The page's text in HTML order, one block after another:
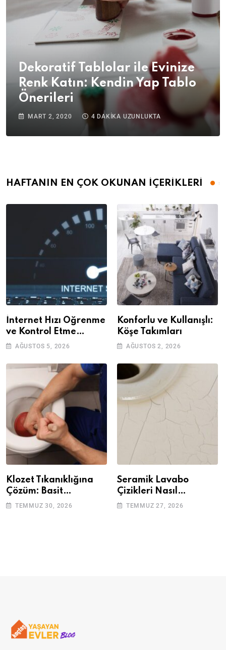
Dekoratif Tablolar ile Evinize
Renk Katın: Kendin Yap Tablo
Önerileri
MART 2, 2020 4 DAKIKA UZUNLUKTA
HAFTANIN EN ÇOK OKUNAN İÇERİKLERİ
İnternet Hızı Öğrenme
ve Kontrol Etme
Yöntemleri
AĞUSTOS 5, 2026
Konforlu ve Kullanışlı:
Köşe Takımları
AĞUSTOS 2, 2026
Klozet Tıkanıklığına
Çözüm: Basit
Adımlarla Klozetinizi
TEMMUZ 30, 2026
Seramik Lavabo
Çizikleri Nasıl
Giderilir? Adım Adım
TEMMUZ 27, 2026